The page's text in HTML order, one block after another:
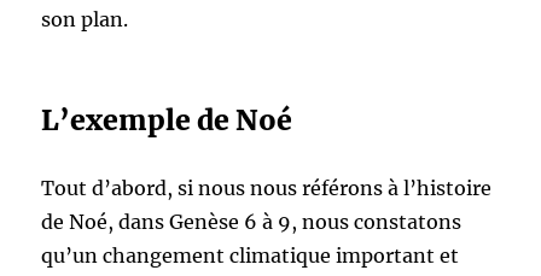
son plan.
L’exemple de Noé
Tout d’abord, si nous nous référons à l’histoire
de Noé, dans Genèse 6 à 9, nous constatons
qu’un changement climatique important et